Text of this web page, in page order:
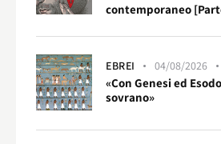
contemporaneo
EBREI 04/08/2026
«Con Genesi ed
sovrano»